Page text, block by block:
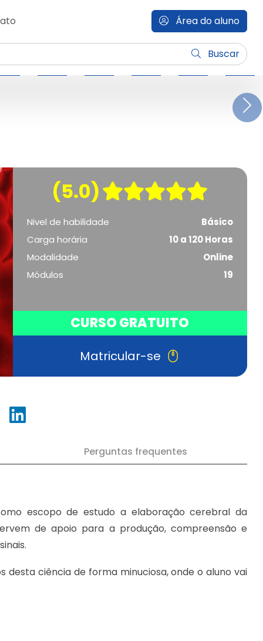
Área do aluno
Buscar
(5.0)
Nivel de habilidade
Básico
Carga horária
10 a 120 Horas
Modalidade
Online
Módulos
19
CURSO GRATUITO
Matricular-se
Perguntas frequentes
escopo de estudo a elaboração cerebral da
de apoio para a produção, compreensão e
desta ciência de forma minuciosa, onde o aluno vai